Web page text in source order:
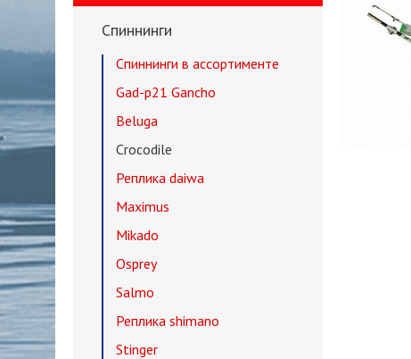
Спиннинги
Спиннинги в ассортименте
Gad-p21 Gancho
Beluga
Crocodile
Реплика daiwa
Maximus
Mikado
Osprey
Salmo
Реплика shimano
Stinger